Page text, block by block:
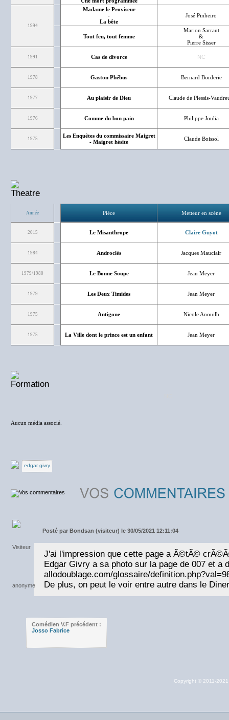
1994
Madame le Proviseur
-
La bête
José Pinheiro
Tout feu, tout femme
Marion Sarraut
&
Pierre Sisser
1991 Cas de divorce NC
1978 Gaston Phébus Bernard Borderie
1977 Au plaisir de Dieu Claude de Plessis-
1976 Comme du bon pain Philippe Joulia
1975
Les Enquêtes du commissaire Maigret
- Maigret hésite
Claude Boissol
Année Pièce Metteur en scène
2015 Le Misanthrope Claire Guyot
1984 Androclès Jacques Mauclair
1979/1980 Le Bonne Soupe Jean Meyer
1979 Les Deux Timides Jean Meyer
1975 Antigone Nicole Anouilh
1975 La Ville dont le prince est un enfant Jean Meyer
Aucun média associé.
edgar givry
Posté par Bondsan (visiteur) le 30/05/2021 12:11:04
J'ai l'impression que cette page a Ã©tÃ©
Edgar Givry a sa photo sur la page de 007 et a
allodoublage.com/glossaire/
De plus, on peut le voir entre autre dans le
Comédien V.F précédent :
Josso Fabrice
Copyright © 2011-